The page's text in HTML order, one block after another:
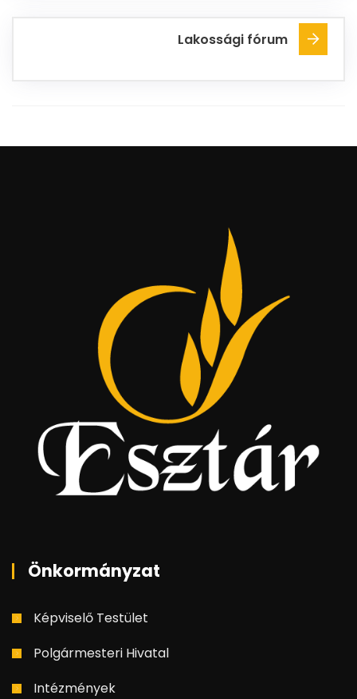
Lakossági fórum
Önkormányzat
Képviselő Testület
Polgármesteri Hivatal
Intézmények